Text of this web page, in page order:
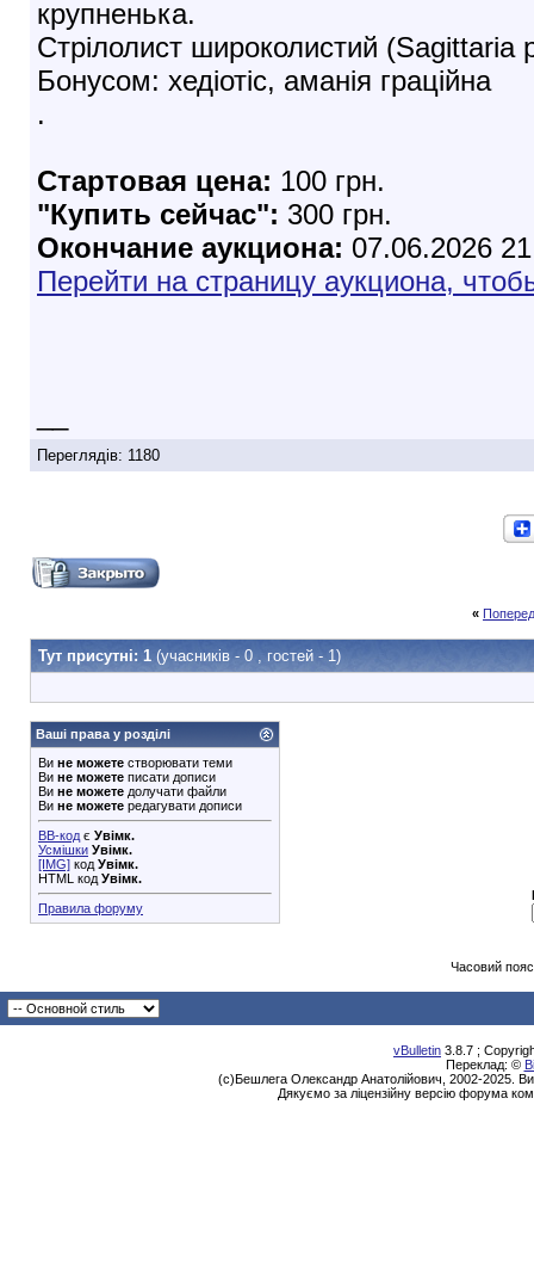
крупненька.
Стрілолист широколистий
Бонусом: хедіотіс, аманія граційна
.
Стартовая цена: 100 грн.
"Купить сейчас": 300 грн.
Окончание аукциона: 07.06.2026
Перейти на страницу аукциона,
Переглядів: 1180
«
Тут присутні: 1 (учасників - 0 , гостей - 1)
Ваші права у розділі
Ви не можете створювати теми
Ви не можете писати дописи
Ви не можете долучати файли
Ви не можете редагувати дописи
BB-код є Увімк.
Усмішки Увімк.
[IMG] код Увімк.
HTML код Увімк.
Правила форуму
Часовий
vBulletin 3.8.7 ;
Переклад: ©
(с)Бешлега Олександр Анатолійович, 2002-2025.
Дякуємо за ліцензійну версію форума